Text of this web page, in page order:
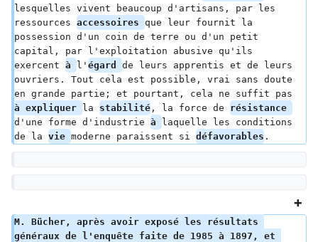
lesquelles vivent beaucoup d'artisans, par les
ressources accessoires que leur fournit la
possession d'un coin de terre ou d'un petit
capital, par l'exploitation abusive qu'ils
exercent à l' égard de leurs apprentis et de leurs
ouvriers. Tout cela est possible, vrai sans doute
en grande partie; et pourtant, cela ne suffit pas
à expliquer
la stabilité , la force de résistance
d'une forme d'industrie à
laquelle les conditions
de la vie moderne paraissent si défavorables .
M. Bücher, après avoir exposé les résultats
généraux de l'enquête faite de 1985 à 1897, et